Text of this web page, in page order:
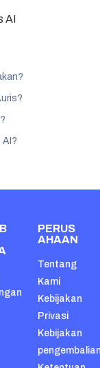
AI
AI?
PERUS
AHAAN
Tentang
Kami
Kebijakan
Privasi
Kebijakan